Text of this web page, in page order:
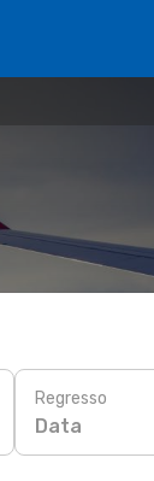
Regresso
Data